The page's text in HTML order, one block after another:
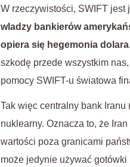
W rzeczywistości, SWIFT jest
wladzy bankierów
opiera się hegemonia dolara
szkodę przede wszystkim
pomocy SWIFT-u światowa
Tak więc centralny bank
nuklearny. Oznacza to, że
wartości poza granicami
może jedynie używać